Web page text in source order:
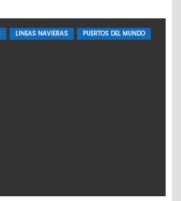
LINEAS NAVIERAS PUERTOS DEL MUNDO